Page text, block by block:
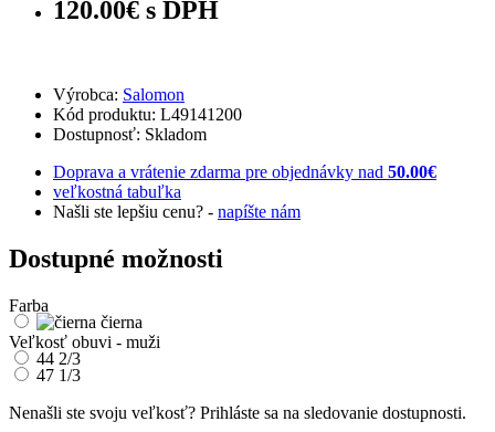
120.00€ s DPH
Výrobca: Salomon
Kód produktu: L49141200
Dostupnosť: Skladom
Doprava a vrátenie zdarma pre objednávky nad 50.00€
veľkostná tabuľka
Našli ste lepšiu cenu? - napíšte nám
Dostupné možnosti
Farba
čierna
Veľkosť obuvi - muži
44 2/3
47 1/3
Nenašli ste svoju veľkosť? Prihláste sa na sledovanie dostupnosti.